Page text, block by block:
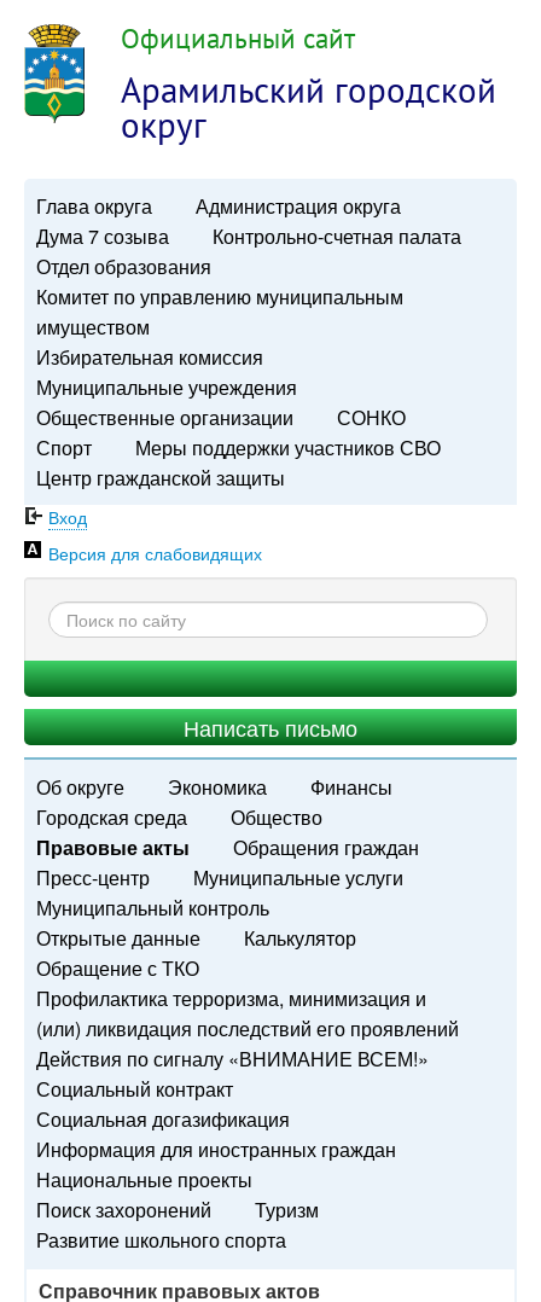
Официальный сайт
Арамильский городской
округ
Глава округа
Администрация округа
Дума 7 созыва
Контрольно-счетная палата
Отдел образования
Комитет по управлению муниципальным
имуществом
Избирательная комиссия
Муниципальные учреждения
Общественные организации
СОНКО
Спорт
Меры поддержки участников СВО
Центр гражданской защиты
Вход
Версия для слабовидящих
Написать письмо
Об округе Экономика
Финансы
Городская среда
Общество
Правовые акты
Обращения граждан
Пресс-центр
Муниципальные услуги
Муниципальный контроль
Открытые данные
Калькулятор
Обращение с ТКО
Профилактика терроризма, минимизация и
(или) ликвидация последствий его проявлений
Действия по сигналу «ВНИМАНИЕ ВСЕМ!»
Социальный контракт
Социальная догазификация
Информация для иностранных граждан
Национальные проекты
Поиск захоронений
Туризм
Развитие школьного спорта
Справочник правовых актов